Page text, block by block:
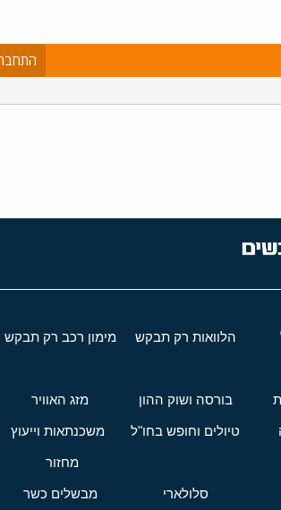
הלוואות רק תבקש מימון רכב רק תבקש
בורסה ושוק ההון מזג האוויר
טיולים וחופש בחו"ל משכנתאות וייעוץ
מחזור
סלולארי מבשלים כשר